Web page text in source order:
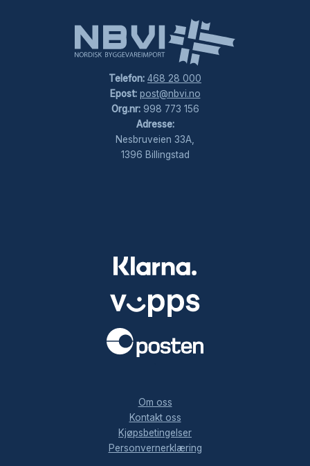
Telefon: 468 28 000
Epost: post@nbvi.no
Org.nr:998 773 156
Adresse:
Nesbruveien 33A,
1396 Billingstad
Om oss
Kontakt oss
Kjøpsbetingelser
Personvernerklæring